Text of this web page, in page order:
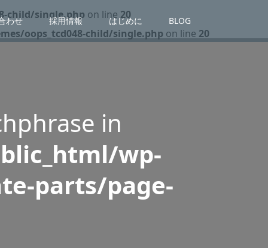
わせ 採用情報 はじめに BLOG
child/single.php on line 20
oops_tcd048-child/single.php on line 20
in
wp-
parts/page-